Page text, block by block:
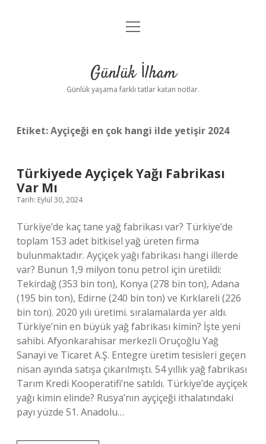
Anasayfa
Yasal Uyarı
menüyü
Günlük İlham
Günlük yaşama farklı tatlar katan notlar.
Etiket:Ayçiçeği en çok hangi ilde yetişir 2024
Türkiyede Ayçiçek Yağı Fabrikası
Var Mı
Tarih: Eylül 30, 2024
Türkiye’de kaç tane yağ fabrikası var? Türkiye’de
toplam 153 adet bitkisel yağ üreten firma
bulunmaktadır. Ayçiçek yağı fabrikası hangi illerde
var? Bunun 1,9 milyon tonu petrol için üretildi:
Tekirdağ (353 bin ton), Konya (278 bin ton), Adana
(195 bin ton), Edirne (240 bin ton) ve Kırklareli (226
bin ton). 2020 yılı üretimi. sıralamalarda yer aldı.
Türkiye’nin en büyük yağ fabrikası kimin? İşte yeni
sahibi. Afyonkarahisar merkezli Oruçoğlu Yağ
Sanayi ve Ticaret A.Ş. Entegre üretim tesisleri geçen
nisan ayında satışa çıkarılmıştı. 54 yıllık yağ fabrikası
Tarım Kredi Kooperatifi’ne satıldı. Türkiye’de ayçiçek
yağı kimin elinde? Rusya’nın ayçiçeği ithalatındaki
payı yüzde 51. Anadolu…